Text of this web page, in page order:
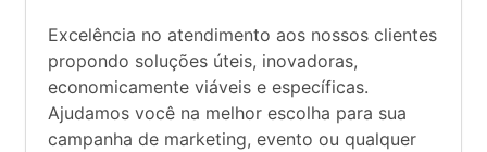
Excelência no atendimento aos nossos clientes
propondo soluções úteis, inovadoras,
economicamente viáveis e específicas.
Ajudamos você na melhor escolha para sua
campanha de marketing, evento ou qualquer